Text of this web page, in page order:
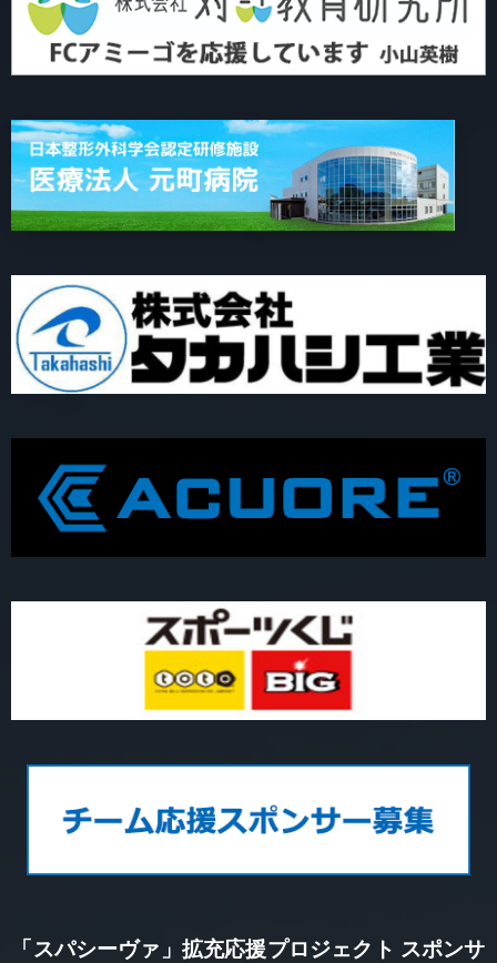
「スパシーヴァ」拡充応援プロジェクト スポンサ